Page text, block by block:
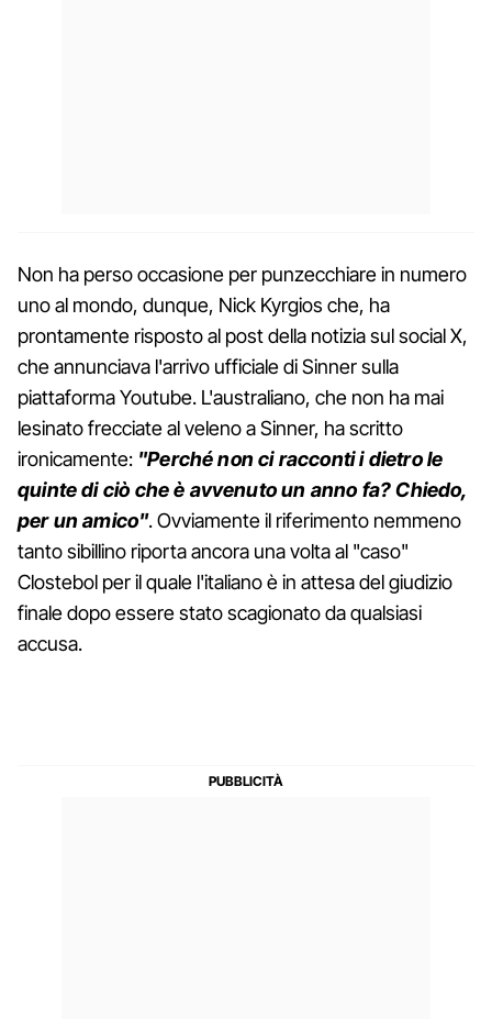
Non ha perso occasione per punzecchiare in numero
uno al mondo, dunque, Nick Kyrgios che, ha
prontamente risposto al post della notizia sul social X,
che annunciava l'arrivo ufficiale di Sinner sulla
piattaforma Youtube. L'australiano, che non ha mai
lesinato frecciate al veleno a Sinner, ha scritto
ironicamente: "Perché non ci racconti i dietro le
quinte di ciò che è avvenuto un anno fa? Chiedo,
per un amico". Ovviamente il riferimento nemmeno
tanto sibillino riporta ancora una volta al "caso"
Clostebol per il quale l'italiano è in attesa del giudizio
finale dopo essere stato scagionato da qualsiasi
accusa.